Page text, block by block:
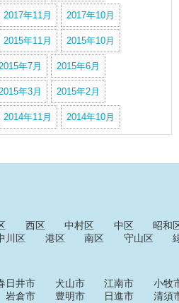
2017年11月 2017年10月
2015年11月 2015年10月
年7月 2015年6月
年3月 2015年2月
2014年11月 2014年10月
西区 中村区 中区
昭和
川区 港区 南区 守山区
日井市 犬山市 江南市
小牧
岩倉市 豊明市 日進市 清須